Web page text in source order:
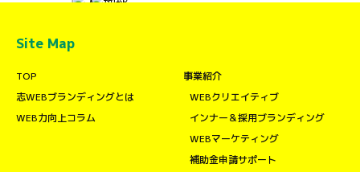
Site Map
TOP
志WEBブランディングとは
WEB力向上コラム
事業紹介
WEBクリエイティブ
インナー＆採用ブランディング
WEBマーケティング
補助金申請サポート